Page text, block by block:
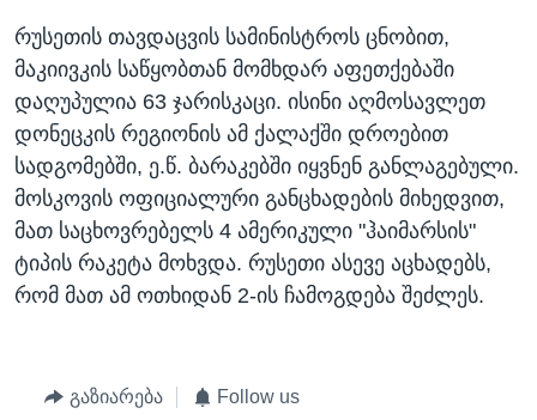
რუსეთის თავდაცვის სამინისტროს ცნობით,
მაკიივკის საწყობთან მომხდარ აფეთქებაში
დაღუპულია 63 ჯარისკაცი. ისინი აღმოსავლეთ
დონეცკის რეგიონის ამ ქალაქში დროებით
სადგომებში, ე.წ. ბარაკებში იყვნენ განლაგებული.
მოსკოვის ოფიციალური განცხადების მიხედვით,
მათ საცხოვრებელს 4 ამერიკული "ჰაიმარსის"
ტიპის რაკეტა მოხვდა. რუსეთი ასევე აცხადებს,
რომ მათ ამ ოთხიდან 2-ის ჩამოგდება შეძლეს.
გაზიარება Follow us